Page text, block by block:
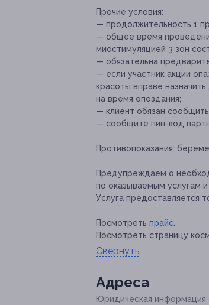
Прочие условия:
— продолжительность 1
— общее время
миостимуляцией 3 зон
— обязательна
— если участник акции
красоты вправе
на время опоздания;
— клиент обязан
— сообщите пин-код
Противопоказания:
Предупреждаем о
по оказываемым услугам и
Услуга предоставляется
Посмотреть прайс
Посмотреть страницу
Свернуть
Адресa
Юридическая информация